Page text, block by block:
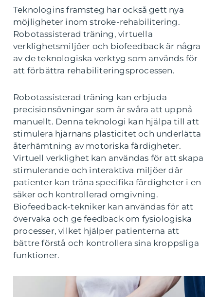
Teknologins framsteg har också gett nya
möjligheter inom stroke-rehabilitering.
Robotassisterad träning, virtuella
verklighetsmiljöer och biofeedback är några
av de teknologiska verktyg som används för
att förbättra rehabiliteringsprocessen.
Robotassisterad träning kan erbjuda
precisionsövningar som är svåra att uppnå
manuellt. Denna teknologi kan hjälpa till att
stimulera hjärnans plasticitet och underlätta
återhämtning av motoriska färdigheter.
Virtuell verklighet kan användas för att skapa
stimulerande och interaktiva miljöer där
patienter kan träna specifika färdigheter i en
säker och kontrollerad omgivning.
Biofeedback-tekniker kan användas för att
övervaka och ge feedback om fysiologiska
processer, vilket hjälper patienterna att
bättre förstå och kontrollera sina kroppsliga
funktioner.